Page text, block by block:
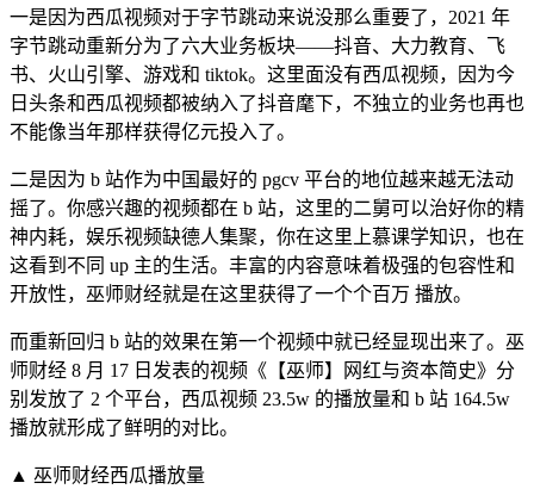
一是因为西瓜视频对于字节跳动来说没那么重要了，2021 年
字节跳动重新分为了六大业务板块——抖音、大力教育、飞
书、火山引擎、游戏和 tiktok。这里面没有西瓜视频，因为今
日头条和西瓜视频都被纳入了抖音麾下，不独立的业务也再也
不能像当年那样获得亿元投入了。
二是因为 b 站作为中国最好的 pgcv 平台的地位越来越无法动
摇了。你感兴趣的视频都在 b 站，这里的二舅可以治好你的精
神内耗，娱乐视频缺德人集聚，你在这里上慕课学知识，也在
这看到不同 up 主的生活。丰富的内容意味着极强的包容性和
开放性，巫师财经就是在这里获得了一个个百万 播放。
而重新回归 b 站的效果在第一个视频中就已经显现出来了。巫
师财经 8 月 17 日发表的视频《【巫师】网红与资本简史》分
别发放了 2 个平台，西瓜视频 23.5w 的播放量和 b 站 164.5w
播放就形成了鲜明的对比。
▲ 巫师财经西瓜播放量